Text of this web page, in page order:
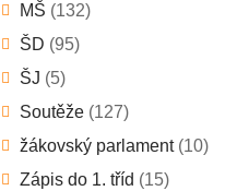
MŠ (132)
ŠD (95)
ŠJ (5)
Soutěže (127)
žákovský parlament(10)
Zápis do 1. tříd (15)